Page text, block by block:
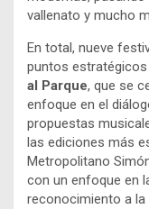
vallenato y mucho
En total, nueve
puntos estratégicos
al Parque, que se
enfoque en el
propuestas
las ediciones más
Metropolitano
con un enfoque en
reconocimiento a